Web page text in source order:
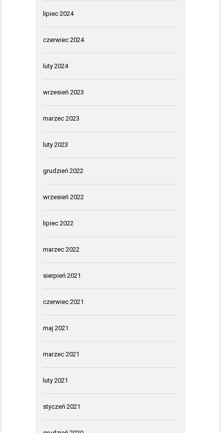
lipiec 2024
czerwiec 2024
luty 2024
wrzesień 2023
marzec 2023
luty 2023
grudzień 2022
wrzesień 2022
lipiec 2022
marzec 2022
sierpień 2021
czerwiec 2021
maj 2021
marzec 2021
luty 2021
styczeń 2021